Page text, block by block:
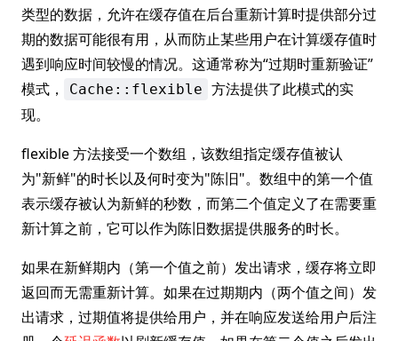
类型的数据，允许在缓存值在后台重新计算时提供部分过
期的数据可能很有用，从而防止某些用户在计算缓存值时
遇到响应时间较慢的情况。这通常称为“过期时重新验证”
模式，
Cache::flexible 方法提供了此模式的实
现。
flexible 方法接受一个数组，该数组指定缓存值被认
为"新鲜"的时长以及何时变为"陈旧"。数组中的第一个值
表示缓存被认为新鲜的秒数，而第二个值定义了在需要重
新计算之前，它可以作为陈旧数据提供服务的时长。
如果在新鲜期内（第一个值之前）发出请求，缓存将立即
返回而无需重新计算。如果在过期期内（两个值之间）发
出请求，过期值将提供给用户，并在响应发送给用户后注